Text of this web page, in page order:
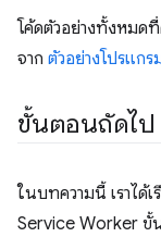
โค้ดตัวอย่างทั้งหมด
จาก ตัวอย่างโปรแกร
ขั้นตอนถัดไป
ในบทความนี้ เราได้เ
Service Worker ขั้